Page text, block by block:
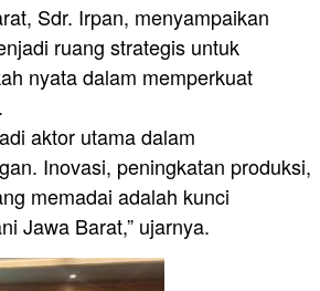
Sdr. Irpan, menyampaikan
ruang strategis untuk
nyata dalam memperkuat
aktor utama dalam
Inovasi, peningkatan produksi,
memadai adalah kunci
Jawa Barat,” ujarnya.